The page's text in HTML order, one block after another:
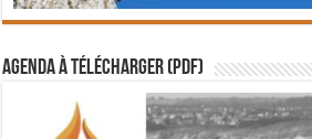
Agenda à télécharger (PDF)